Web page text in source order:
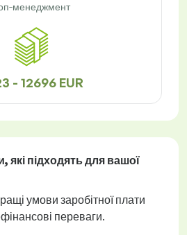
менеджмент
- 12696 EUR
, які підходять для вашої
умови заробітної плати
переваги.